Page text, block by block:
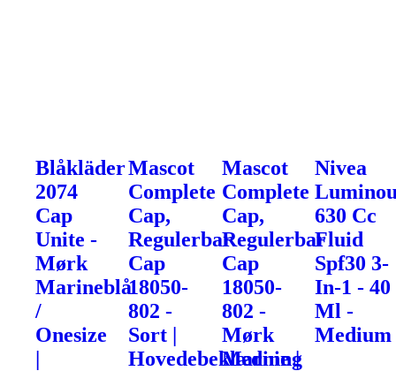
Blåkläder
2074
Cap
Unite -
Mørk
Marineblå
/
Onesize
|
Mascot
Complete
Cap,
Regulerbar
Cap
18050-
802 -
Sort |
Hovedebeklædning
Mascot
Complete
Cap,
Regulerbar
Cap
18050-
802 -
Mørk
Marine |
Nivea
630 Cc
Fluid
Spf30 3-
In-1 - 40
Ml -
Medium